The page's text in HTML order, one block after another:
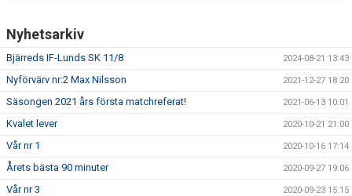
Nyhetsarkiv
Bjärreds IF-Lunds SK 11/8 2024-08-21 13:43
Nyförvärv nr:2 Max Nilsson 2021-12-27 18:20
Säsongen 2021 års första matchreferat! 2021-06-13 10:01
Kvalet lever 2020-10-21 21:00
Vår nr 1 2020-10-16 17:14
Årets bästa 90 minuter 2020-09-27 19:06
Vår nr 3 2020-09-23 15:15